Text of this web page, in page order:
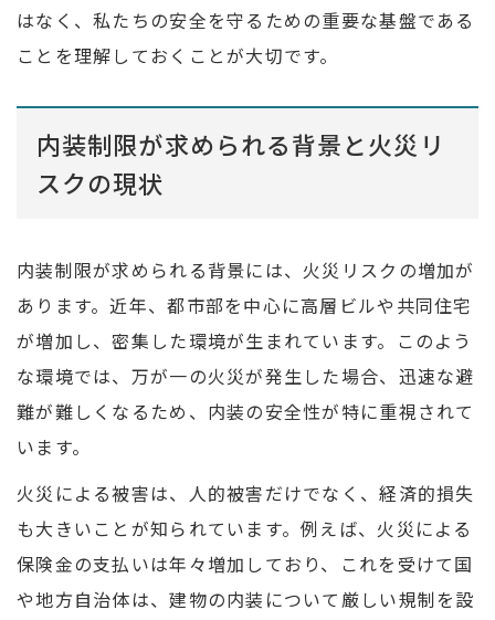
はなく、私たちの安全を守るための重要な基盤である
ことを理解しておくことが大切です。
内装制限が求められる背景と火災リ
スクの現状
内装制限が求められる背景には、火災リスクの増加が
あります。近年、都市部を中心に高層ビルや共同住宅
が増加し、密集した環境が生まれています。このよう
な環境では、万が一の火災が発生した場合、迅速な避
難が難しくなるため、内装の安全性が特に重視されて
います。
火災による被害は、人的被害だけでなく、経済的損失
も大きいことが知られています。例えば、火災による
保険金の支払いは年々増加しており、これを受けて国
や地方自治体は、建物の内装について厳しい規制を設